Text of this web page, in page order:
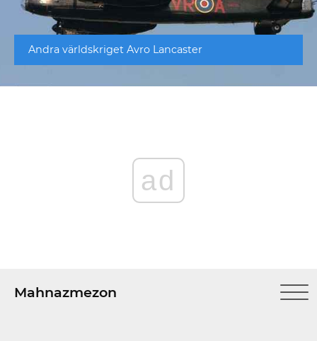
Andra världskriget Avro Lancaster
ad
Mahnazmezon